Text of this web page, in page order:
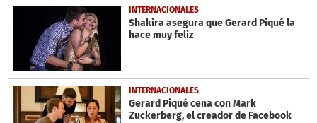
INTERNACIONALES
Shakira asegura que Gerard Piqué la
hace muy feliz
INTERNACIONALES
Gerard Piqué cena con Mark
Zuckerberg, el creador de Facebook